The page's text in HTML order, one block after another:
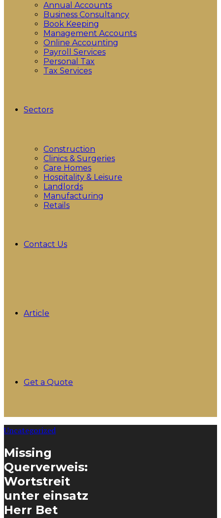
Annual Accounts
Business Consultancy
Book Keeping
Management Accounts
Online Accounting
Payroll Services
Personal Tax
Tax Services
Sectors
Construction
Clinics & Surgeries
Care Homes
Hospitality & Leisure
Landlords
Manufacturing
Retails
Contact Us
Article
Get a Quote
Uncategorized
Missing
Querverweis:
Wortstreit
unter einsatz
Herr Bet